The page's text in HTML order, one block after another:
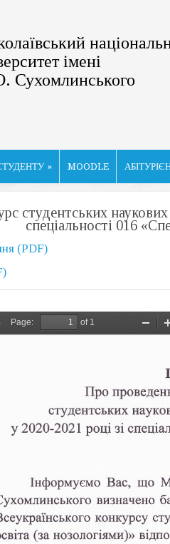
імені
Сухомлинського
» MOODLE
студентських наукових
спеціальності 016
(PDF)